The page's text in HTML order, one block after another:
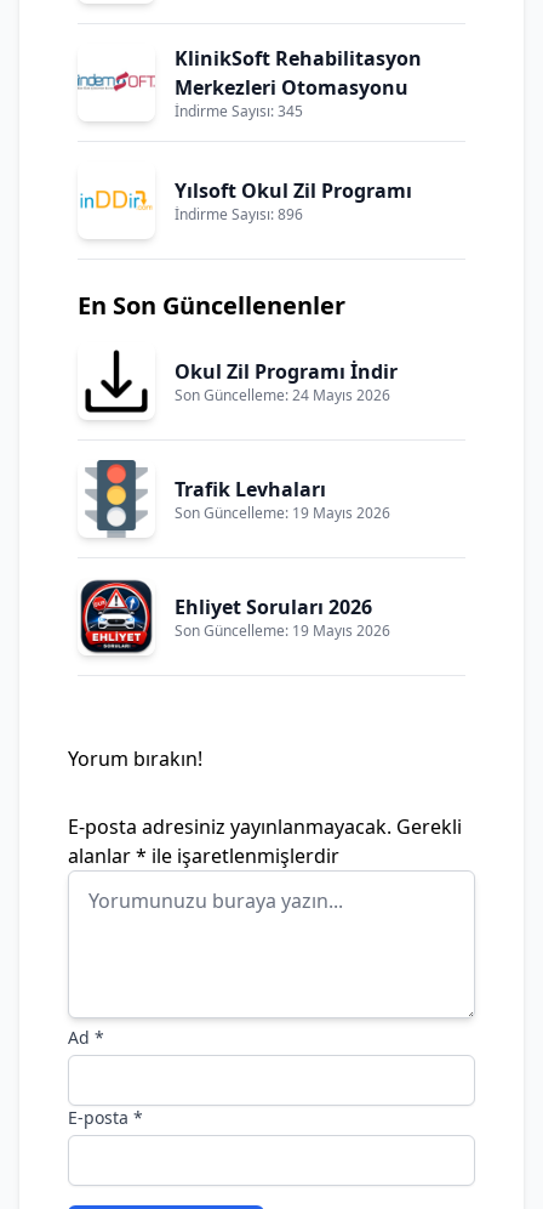
KlinikSoft Rehabilitasyon
Merkezleri Otomasyonu
İndirme Sayısı: 345
Yılsoft Okul Zil Programı
İndirme Sayısı: 896
En Son Güncellenenler
Okul Zil Programı İndir
Son Güncelleme: 24 Mayıs 2026
Trafik Levhaları
Son Güncelleme: 19 Mayıs 2026
Ehliyet Soruları 2026
Son Güncelleme: 19 Mayıs 2026
Yorum bırakın!
E-posta adresiniz yayınlanmayacak. Gerekli
alanlar* ile işaretlenmişlerdir
Ad *
E-posta *